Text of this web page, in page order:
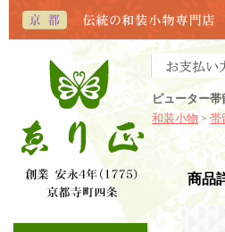
ピューター
和装小物 > 帯
商品